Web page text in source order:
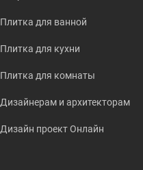
Плитка для ванной
Плитка для кухни
Плитка для комнаты
Дизайнерам и архитекторам
Дизайн проект Онлайн